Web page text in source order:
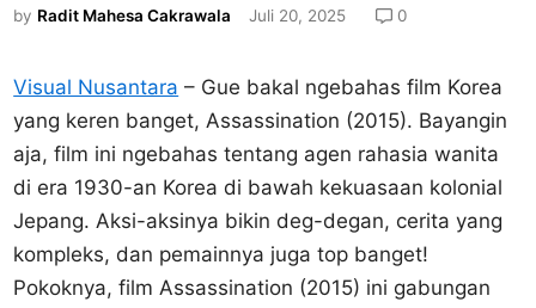
iby Radit Mahesa Cakrawala Juli 20, 2025 0
Visual Nusantara – Gue bakal ngebahas film Korea
yang keren banget, Assassination (2015). Bayangin
aja, film ini ngebahas tentang agen rahasia wanita
di era 1930-an Korea di bawah kekuasaan kolonial
Jepang. Aksi-aksinya bikin deg-degan, cerita yang
kompleks, dan pemainnya juga top banget!
Pokoknya, film Assassination (2015) ini gabungan